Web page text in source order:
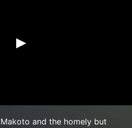
and the homely but